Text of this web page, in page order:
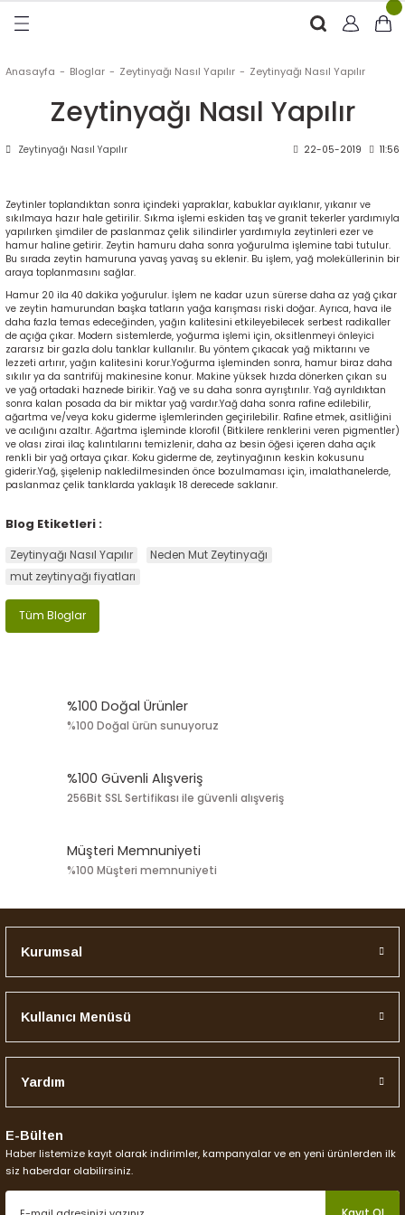
(Soğuk Sıkım)
Kolonyası
(Zeytinyağlı)
Anasayfa Bloglar Zeytinyağı Nasıl Yapılır Zeytinyağı Nasıl Yapılır
Zeytinyağı Nasıl Yapılır
Zeytinyağı Nasıl Yapılır 22-05-2019 11:56
Zeytinler toplandıktan sonra içindeki yapraklar, kabuklar ayıklanır, yıkanır ve
sıkılmaya hazır hale getirilir. Sıkma işlemi eskiden taş ve granit tekerler yardımıyla
yapılırken şimdiler de paslanmaz çelik silindirler yardımıyla zeytinleri ezer ve
hamur haline getirir. Zeytin hamuru daha sonra yoğurulma işlemine tabi tutulur.
Bu sırada zeytin hamuruna yavaş yavaş su eklenir. Bu işlem, yağ moleküllerinin bir
araya toplanmasını sağlar.
Hamur 20 ila 40 dakika yoğurulur. İşlem ne kadar uzun sürerse daha az yağ çıkar
ve zeytin hamurundan başka tatların yağa karışması riski doğar. Ayrıca, hava ile
daha fazla temas edeceğinden, yağın kalitesini etkileyebilecek serbest radikaller
de açığa çıkar. Modern sistemlerde, yoğurma işlemi için, oksitlenmeyi önleyici
zararsız bir gazla dolu tanklar kullanılır. Bu yöntem çıkacak yağ miktarını ve
lezzeti artırır, yağın kalitesini korur.Yoğurma işleminden sonra, hamur biraz daha
sıkılır ya da santrifüj makinesine konur. Makine yüksek hızda dönerken çıkan su
ve yağ ortadaki haznede birikir. Yağ ve su daha sonra ayrıştırılır. Yağ ayrıldıktan
sonra kalan posada da bir miktar yağ vardır.Yağ daha sonra rafine edilebilir,
ağartma ve/veya koku giderme işlemlerinden geçirilebilir. Rafine etmek, asitliğini
ve acılığını azaltır. Ağartma işleminde klorofil (Bitkilere renklerini veren pigmentler)
ve olası zirai ilaç kalıntılarını temizlenir, daha az besin öğesi içeren daha açık
renkli bir yağ ortaya çıkar. Koku giderme de, zeytinyağının keskin kokusunu
giderir.Yağ, şişelenip nakledilmesinden önce bozulmaması için, imalathanelerde,
paslanmaz çelik tanklarda yaklaşık 18 derecede saklanır.
Blog Etiketleri :
Zeytinyağı Nasıl Yapılır
Neden Mut Zeytinyağı
mut zeytinyağı fiyatları
Tüm Bloglar
%100 Doğal Ürünler
%100 Doğal ürün sunuyoruz
%100 Güvenli Alışveriş
256Bit SSL Sertifikası ile güvenli alışveriş
Müşteri Memnuniyeti
%100 Müşteri memnuniyeti
Kurumsal
Kullanıcı Menüsü
Yardım
E-Bülten
Haber listemize kayıt olarak indirimler, kampanyalar ve en yeni ürünlerden ilk
siz haberdar olabilirsiniz.